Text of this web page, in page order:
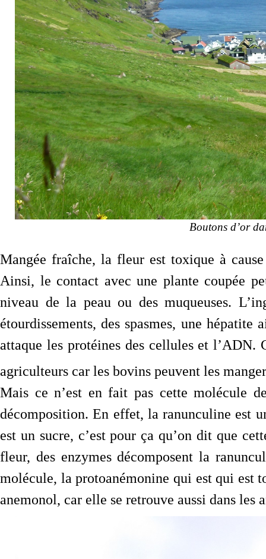
Boutons d’or
Mangée fraîche, la fleur est toxique à
Ainsi, le contact avec une plante coupée
niveau de la peau ou des muqueuses.
étourdissements, des spasmes, une
attaque les protéines des cellules et l’ADN.
agriculteurs car les bovins peuvent les manger
Mais ce n’est en fait pas cette molécule
décomposition. En effet, la ranunculine est
est un sucre, c’est pour ça qu’on dit que
fleur, des enzymes décomposent la
molécule, la protoanémonine qui est qui est
anemonol, car elle se retrouve aussi dans les